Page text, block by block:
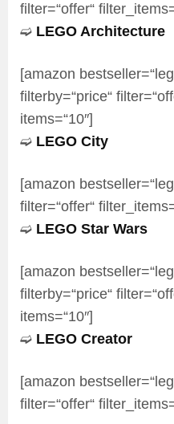
filter=“offer“
➫ LEGO Architecture
[amazon
filterby=“price“
items=“10″]
➫ LEGO City
[amazon
filter=“offer“
➫ LEGO Star Wars
[amazon
filterby=“price“
items=“10″]
➫ LEGO Creator
[amazon
filter=“offer“